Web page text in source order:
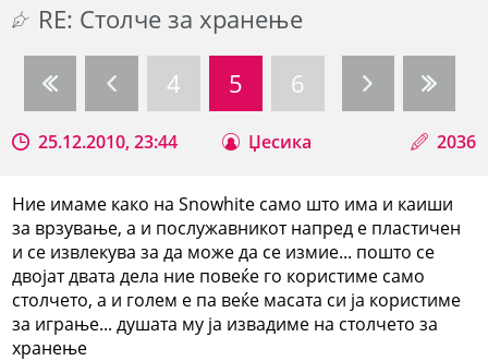
RE: Столче за хранење
4
5 6
25.12.2010, 23:44 Џесика 2036
Ние имаме како на Snowhite само што има и каиши
за врзување, а и послужавникот напред е пластичен
и се извлекува за да може да се измие... пошто се
двојат двата дела ние повеќе го користиме само
столчето, а и голем е па веќе масата си ја користиме
за играње... душата му ја извадиме на столчето за
хранење